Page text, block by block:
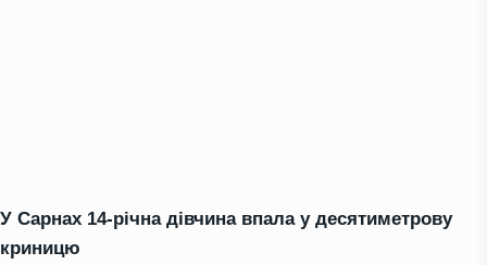
У Сарнах 14-річна дівчина впала у десятиметрову
криницю